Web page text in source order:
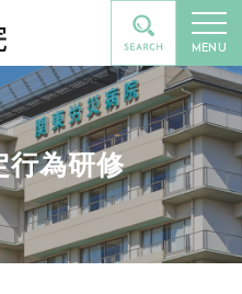
MENU
行為研修